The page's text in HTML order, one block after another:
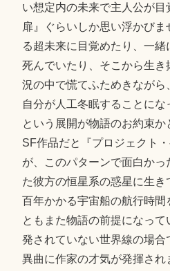
い想定内の未来で主人公が
扉』ぐらいしか思い浮かび
る超未来に目覚めたり、一
死んでいたり、そこから生
況の中で慌てふためきながら
自分が人工冬眠することにな
という展開が物語のお約束
SF作品だと『プロジェクト・
が、このパターンで面白か
た彼方の恒星系の惑星に生
百年かかる宇宙船の航行時間
ともまた物語の前提になっ
発されていない世界線の場合
異曲に作家の才気が発揮され